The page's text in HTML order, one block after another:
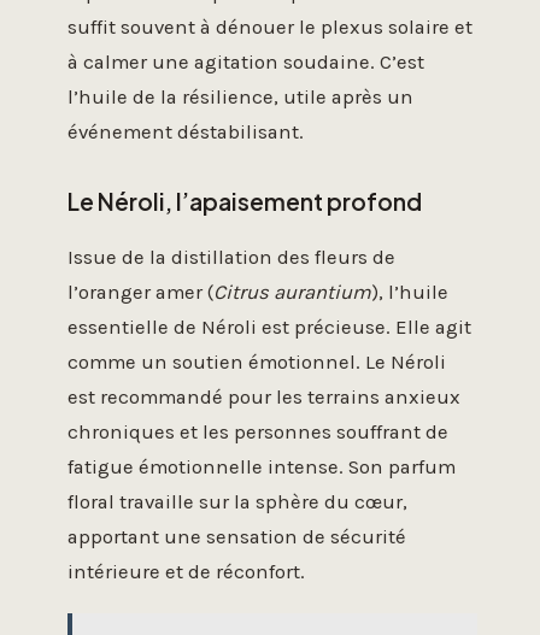
suffit souvent à dénouer le plexus solaire et
à calmer une agitation soudaine. C’est
l’huile de la résilience, utile après un
événement déstabilisant.
Le Néroli, l’apaisement profond
Issue de la distillation des fleurs de
l’oranger amer (Citrus aurantium), l’huile
essentielle de Néroli est précieuse. Elle agit
comme un soutien émotionnel. Le Néroli
est recommandé pour les terrains anxieux
chroniques et les personnes souffrant de
fatigue émotionnelle intense. Son parfum
floral travaille sur la sphère du cœur,
apportant une sensation de sécurité
intérieure et de réconfort.